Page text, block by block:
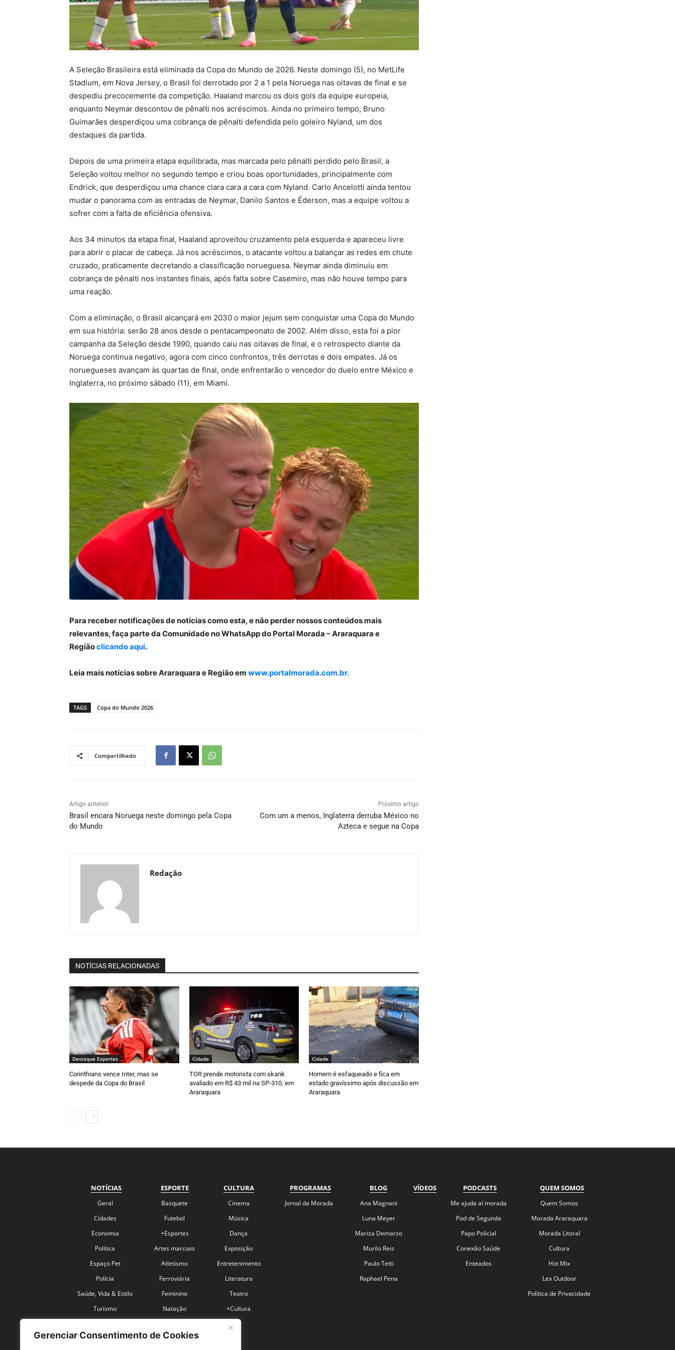
Gerenciar Consentimento de Cookies
A Seleção Brasileira está eliminada da Copa do Mundo de 2026. Neste domingo (5), no MetLife
Stadium, em Nova Jersey, o Brasil foi derrotado por 2 a 1 pela Noruega nas oitavas de final e se
despediu precocemente da competição. Haaland marcou os dois gols da equipe europeia,
enquanto Neymar descontou de pênalti nos acréscimos. Ainda no primeiro tempo, Bruno
Guimarães desperdiçou uma cobrança de pênalti defendida pelo goleiro Nyland, um dos
destaques da partida.
Depois de uma primeira etapa equilibrada, mas marcada pelo pênalti perdido pelo Brasil, a
Seleção voltou melhor no segundo tempo e criou boas oportunidades, principalmente com
Endrick, que desperdiçou uma chance clara cara a cara com Nyland. Carlo Ancelotti ainda tentou
mudar o panorama com as entradas de Neymar, Danilo Santos e Éderson, mas a equipe voltou a
sofrer com a falta de eficiência ofensiva.
Aos 34 minutos da etapa final, Haaland aproveitou cruzamento pela esquerda e apareceu livre
para abrir o placar de cabeça. Já nos acréscimos, o atacante voltou a balançar as redes em chute
cruzado, praticamente decretando a classificação norueguesa. Neymar ainda diminuiu em
cobrança de pênalti nos instantes finais, após falta sobre Casemiro, mas não houve tempo para
uma reação.
Com a eliminação, o Brasil alcançará em 2030 o maior jejum sem conquistar uma Copa do Mundo
em sua história: serão 28 anos desde o pentacampeonato de 2002. Além disso, esta foi a pior
campanha da Seleção desde 1990, quando caiu nas oitavas de final, e o retrospecto diante da
Noruega continua negativo, agora com cinco confrontos, três derrotas e dois empates. Já os
noruegueses avançam às quartas de final, onde enfrentarão o vencedor do duelo entre México e
Inglaterra, no próximo sábado (11), em Miami.
Para receber notificações de notícias como esta, e não perder nossos conteúdos mais
relevantes, faça parte da Comunidade no WhatsApp do Portal Morada – Araraquara e
Regiãoclicando aqui.
Leia mais notícias sobre Araraquara e Região em www.portalmorada.com.br.
TAGS Copa do Mundo 2026
Compartilhado
Artigo anterior
Brasil encara Noruega neste domingo pela Copa
do Mundo
Próximo artigo
Com um a menos, Inglaterra derruba México no
Azteca e segue na Copa
Redação
NOTÍCIAS RELACIONADAS
Destaque Esportes
Corinthians vence Inter, mas se
despede da Copa do Brasil
Cidade
TOR prende motorista com skank
avaliado em R$ 43 mil na SP-310, em
Araraquara
Cidade
Homem é esfaqueado e fica em
estado gravíssimo após discussão em
Araraquara
NOTÍCIAS
Geral
Cidades
Economia
Política
Espaço Pet
Polícia
Saúde, Vida & Estilo
Turismo
ESPORTE
Basquete
Futebol
+Esportes
Artes marciais
Atletismo
Ferroviária
Feminino
Natação
CULTURA
Cinema
Música
Dança
Exposição
Entretenimento
Literatura
Teatro
+Cultura
PROGRAMAS
Jornal da Morada
BLOG
Ana Magnani
Luna Meyer
Mariza Demarzo
Murilo Reis
Paulo Tetti
Raphael Pena
VÍDEOS PODCASTS
Me ajuda aí morada
Pod de Segunda
Papo Policial
Conexão Saúde
Enteados
QUEM SOMOS
Quem Somos
Morada Araraquara
Morada Litoral
Cultura
Hot Mix
Lex Outdoor
Política de Privacidade